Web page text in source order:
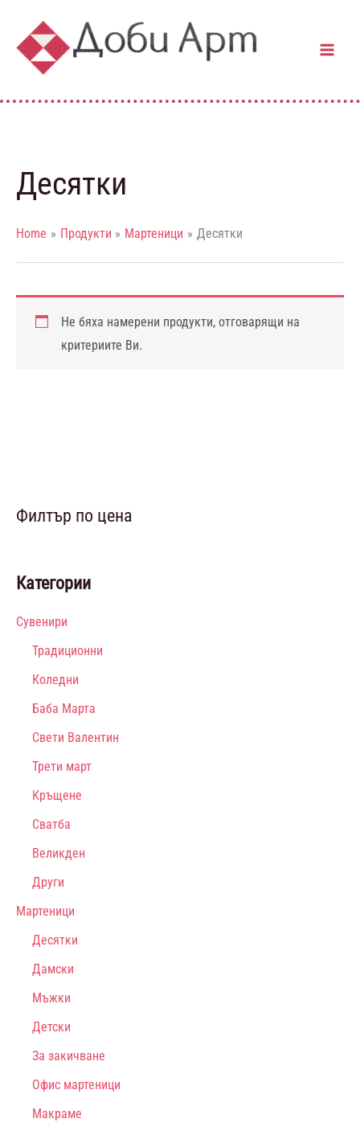
content
Филтър по цена
Категории
Сувенири
Традиционни
Коледни
Баба Марта
Свети Валентин
Трети март
Кръщене
Сватба
Великден
Други
Мартеници
Десятки
Дамски
Мъжки
Детски
За закичване
Офис мартеници
Макраме
Десятки
Home Продукти Мартеници Десятки
Не бяха намерени продукти, отговарящи на
критериите Ви.